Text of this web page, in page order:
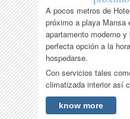
A pocos metros de
próximo a playa Mansa
apartamento moderno
perfecta opción a la
hospedarse.
Con servicios tales
climatizada interior así
know more